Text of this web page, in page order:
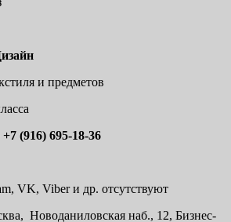
и предметов
+7 (916) 695-18-36
VK, Viber и др. отсутствуют
Новоданиловская наб., 12, Бизнес-